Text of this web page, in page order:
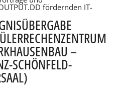
fördernden IT-
–
SCHÖNFELD-